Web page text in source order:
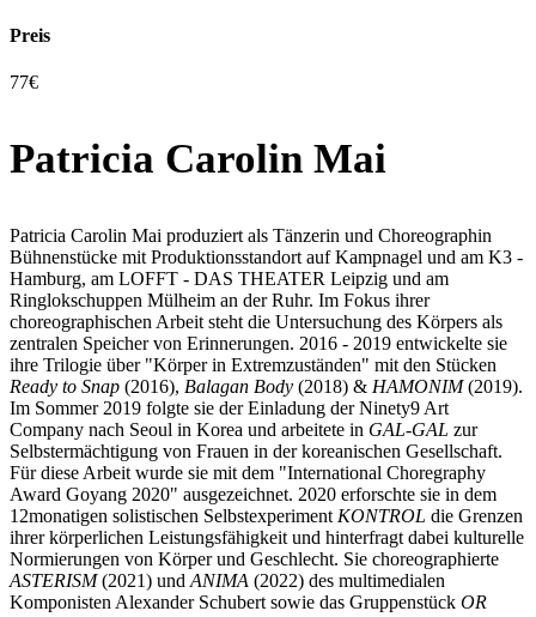
Preis
77€
Patricia Carolin Mai
Patricia Carolin Mai produziert als Tänzerin und Choreographin
Bühnenstücke mit Produktionsstandort auf Kampnagel und am K3 -
Hamburg, am LOFFT - DAS THEATER Leipzig und am
Ringlokschuppen Mülheim an der Ruhr. Im Fokus ihrer
choreographischen Arbeit steht die Untersuchung des Körpers als
zentralen Speicher von Erinnerungen. 2016 - 2019 entwickelte sie
ihre Trilogie über "Körper in Extremzuständen" mit den Stücken
Ready to Snap (2016), Balagan Body (2018) & HAMONIM(2019).
Im Sommer 2019 folgte sie der Einladung der Ninety9 Art
Company nach Seoul in Korea und arbeitete in GAL-GAL zur
Selbstermächtigung von Frauen in der koreanischen Gesellschaft.
Für diese Arbeit wurde sie mit dem "International Choregraphy
Award Goyang 2020" ausgezeichnet. 2020 erforschte sie in dem
12monatigen solistischen SelbstexperimentKONTROL die Grenzen
ihrer körperlichen Leistungsfähigkeit und hinterfragt dabei kulturelle
Normierungen von Körper und Geschlecht. Sie choreographierte
ASTERISM(2021) undANIMA (2022) des multimedialen
Komponisten Alexander Schubert sowie das Gruppenstück OR